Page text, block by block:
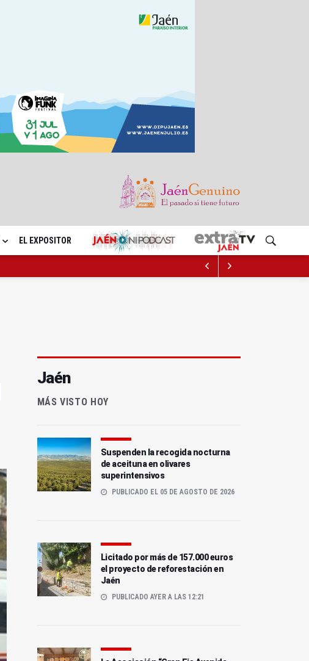
EL EXPOSITOR
Jaén
MÁS VISTO HOY
Suspenden la recogida nocturna
de aceituna en olivares
superintensivos
PUBLICADO EL 05 DE AGOSTO DE 2026
Licitado por más de 157.000 euros
el proyecto de reforestación en
Jaén
PUBLICADO AYER A LAS 12:21